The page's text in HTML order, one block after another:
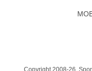
Copyright 2008-26.